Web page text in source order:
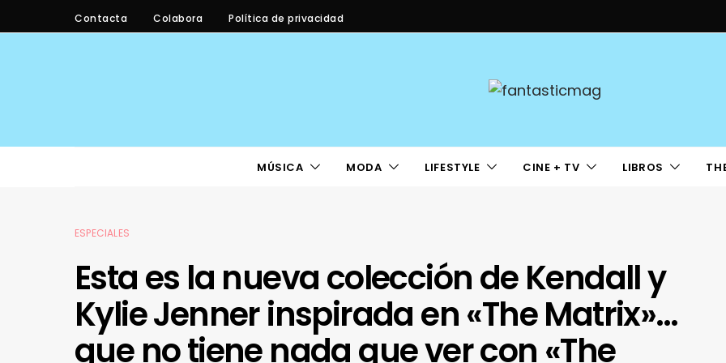
Contacta Colabora Política de privacidad
MÚSICA MODA LIFESTYLE CINE + TV LIBROS
ESPECIALES
Esta es la nueva colección de Kendall y
Kylie Jenner inspirada en «The Matrix»…
que no tiene nada que ver con «The